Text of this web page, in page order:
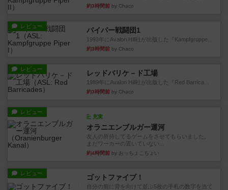
約3時間前 by Chaco
レビュー パイパー戦闘団1
1993年にAvalon Hill社が出版した『Kampfgruppe...
約3時間前 by Chaco
レビュー レッドバリケ－ド工場
1989年にAvalon Hill社が出版した『Red Barrica...
約3時間前 by Chaco
レビュー
充実
オラニエンブルガー運河
友人の所持してるゲームをさせてもらいました。
まだワーカーの置いていない...
約4時間前 by おっちょこちょい
レビュー ゴットファイブ！
自分の前に背を向けて並ぶ5枚の手札の数字を当て